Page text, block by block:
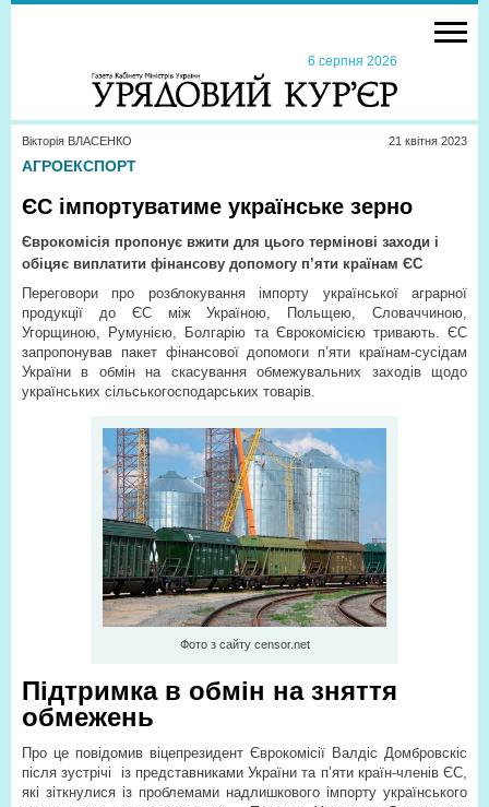
6 серпня 2026
Вікторія ВЛАСЕНКО 21 квiтня 2023
АГРОЕКСПОРТ
ЄС імпортуватиме українське зерно
Єврокомісія пропонує вжити для цього термінові заходи і
обіцяє виплатити фінансову допомогу п’яти країнам ЄС
Переговори про розблокування імпорту української аграрної
продукції до ЄС між Україною, Польщею, Словаччиною,
Угорщиною, Румунією, Болгарію та Єврокомісією тривають. ЄС
запропонував пакет фінансової допомоги п’яти країнам-сусідам
України в обмін на скасування обмежувальних заходів щодо
українських сільськогосподарських товарів.
Фото з сайту censor.net
Підтримка в обмін на зняття
обмежень
Про це повідомив віцепрезидент Єврокомісії Валдіс Домбровскіс
після зустрічі із представниками України та п’яти країн-членів ЄС,
які зіткнулися із проблемами надлишкового імпорту українського